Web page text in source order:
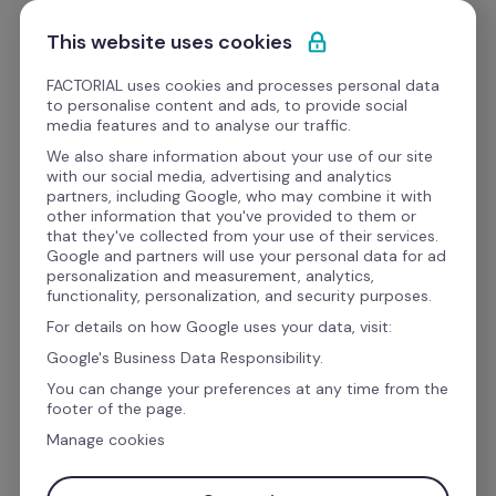
Saltar para o conteúdo
Comece grátis
Modelos
Operações
Turnos e Talento na
Restauração: Evite
rotatividade e potencie o
talento.
Evite rotatividade e garanta equipas estáveis
com a nossa solução especializada. Muitos
This website uses cookies
FACTORIAL uses cookies and processes personal data
to personalise content and ads, to provide social
media features and to analyse our traffic.
We also share information about your use of our site
with our social media, advertising and analytics
partners, including Google, who may combine it with
other information that you've provided to them or
that they've collected from your use of their services.
Google and partners will use your personal data for ad
personalization and measurement, analytics,
functionality, personalization, and security purposes.
For details on how Google uses your data, visit:
Google's Business Data Responsibility.
You can change your preferences at any time from the
footer of the page.
Manage cookies